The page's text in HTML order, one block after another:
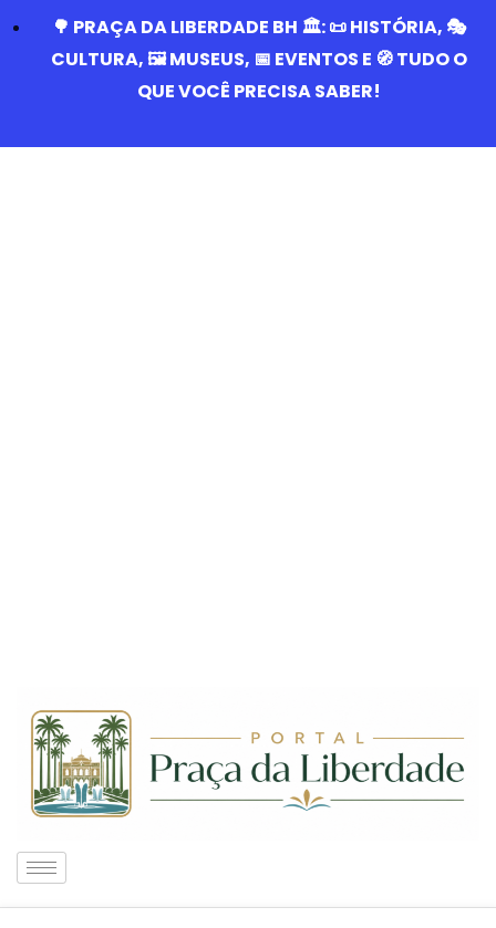
🌳 PRAÇA DA LIBERDADE BH 🏛️: 📜 HISTÓRIA, 🎭
CULTURA, 🖼️ MUSEUS, 📅 EVENTOS E 🧭 TUDO O
QUE VOCÊ PRECISA SABER!